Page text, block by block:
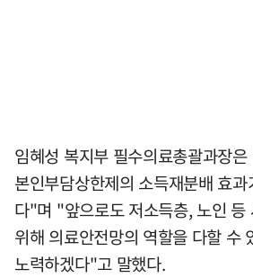
임혜성 복지부 필수의료총괄과장
본인부담상한제의 소득재분배 효
다"며 "앞으로도 저소득층, 노인 등
위해 의료안전망의 역할을 다할 수
노력하겠다"고 말했다.